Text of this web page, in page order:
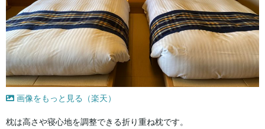
画像をもっと見る（楽天）
枕は高さや寝心地を調整できる折り重ね枕です。